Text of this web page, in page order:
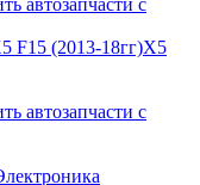
F15 (2013-18гг)X5
автозапчасти с